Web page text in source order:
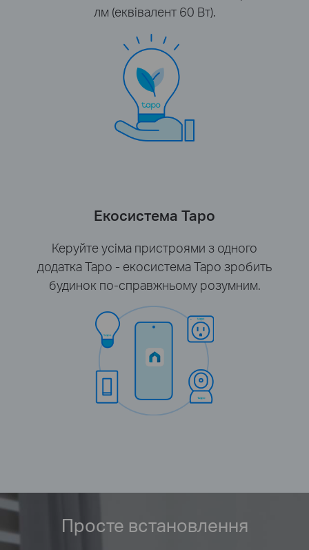
лм (еквівалент 60 Вт).
Екосистема Tapo
Керуйте усіма пристроями з одного
додатка Tapo - екосистема Tapo зробить
будинок по-справжньому розумним.
Просте встановлення